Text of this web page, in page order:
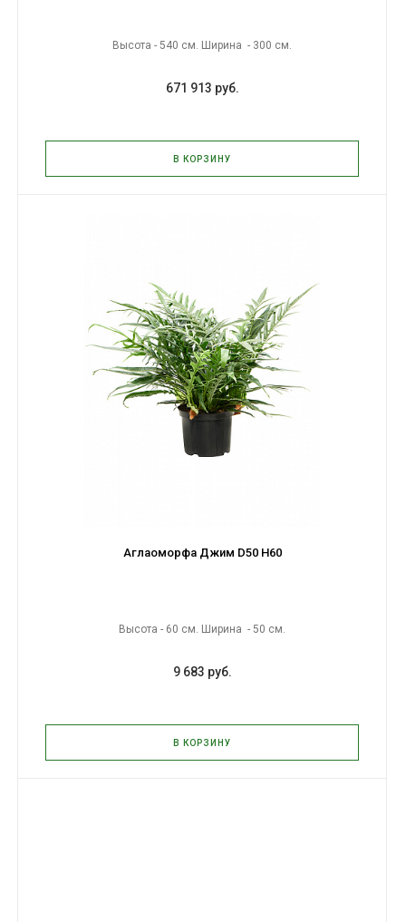
Высота - 540 см. Ширина - 300 см.
671 913 руб.
В КОРЗИНУ
Аглаоморфа Джим D50 H60
Высота - 60 см. Ширина - 50 см.
9 683 руб.
В КОРЗИНУ